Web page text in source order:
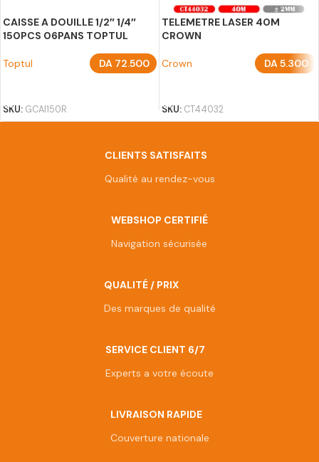
CAISSE A DOUILLE 1/2″ 1/4″
150PCS 06PANS TOPTUL
Toptul DA 72.500
SKU: GCAI150R
TELEMETRE LASER 40M
CROWN
Crown DA5.300
SKU: CT44032
CLIENTS SATISFAITS
Qualité au rendez-vous
WEBSHOP CERTIFIÉ
Navigation sécurisée
QUALITÉ / PRIX
Des marques de qualité
SERVICE CLIENT 6/7
Experts a votre écoute
LIVRAISON RAPIDE
Couverture nationale